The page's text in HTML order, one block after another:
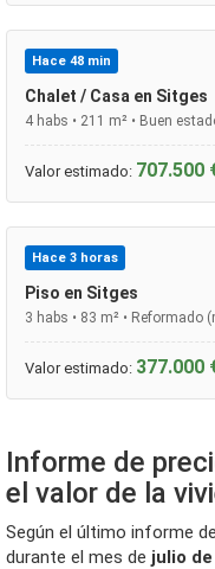
Hace 48 min
Chalet / Casa en Sitges
4 habs • 211 m² • Buen
Valor estimado: 707.500
Hace 3 horas
Piso en Sitges
3 habs • 83 m² •
Valor estimado: 377.000
Informe de
el valor de la
Según el último informe
durante el mes de julio